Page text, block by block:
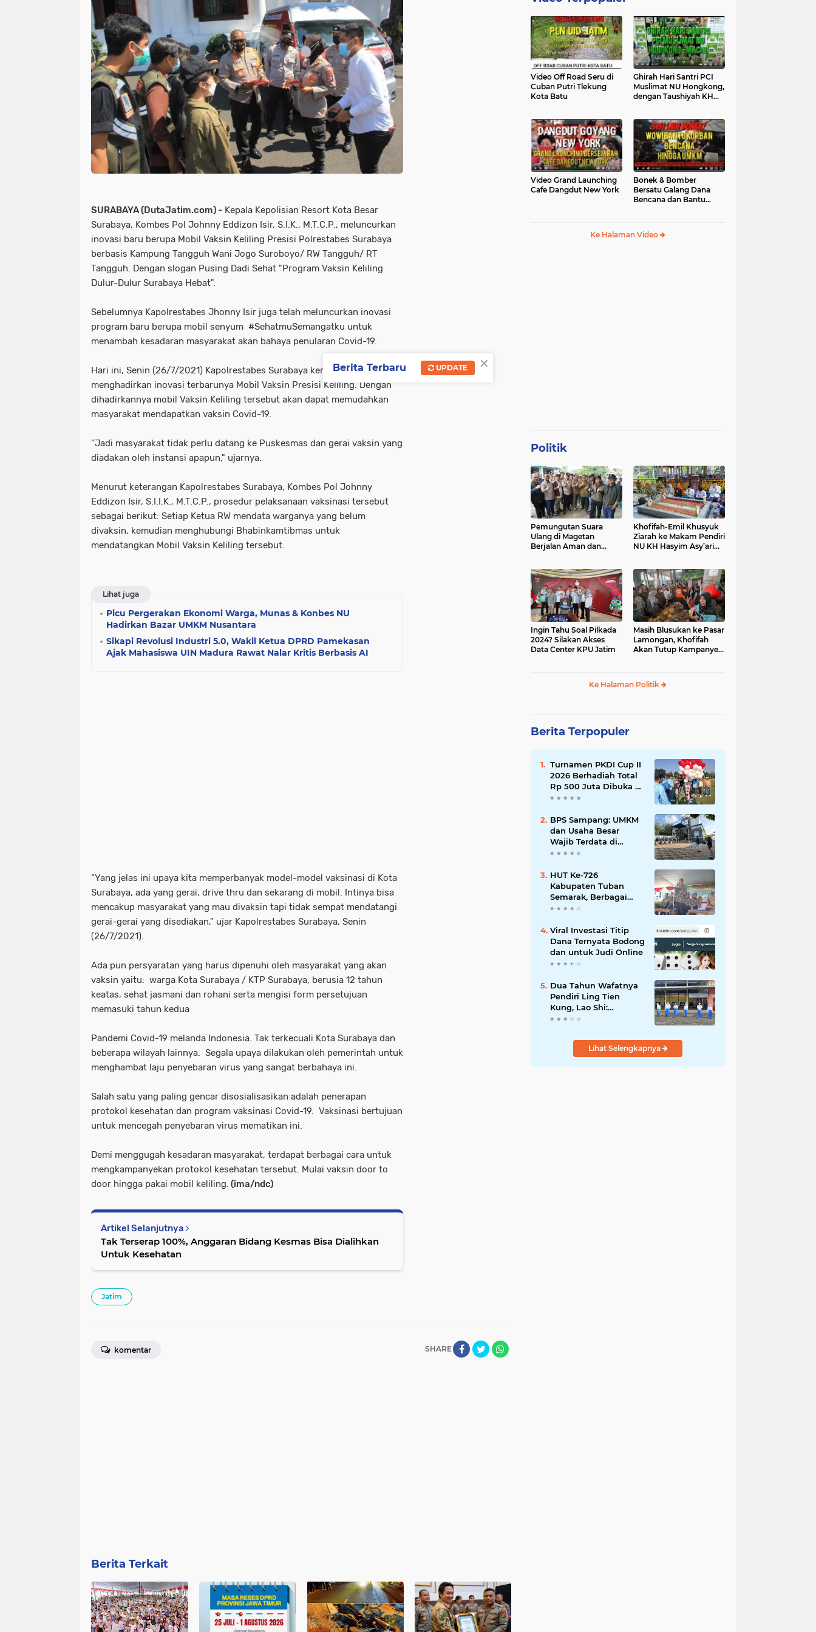
SURABAYA (DutaJatim.com) - Kepala Kepolisian Resort Kota Besar
Surabaya, Kombes Pol Johnny Eddizon Isir, S.I.K., M.T.C.P., meluncurkan
inovasi baru berupa Mobil Vaksin Keliling Presisi Polrestabes Surabaya
berbasis Kampung Tangguh Wani Jogo Suroboyo/ RW Tangguh/ RT
Tangguh. Dengan slogan Pusing Dadi Sehat "Program Vaksin Keliling
Dulur-Dulur Surabaya Hebat".
Sebelumnya Kapolrestabes Jhonny Isir juga telah meluncurkan inovasi
program baru berupa mobil senyum #SehatmuSemangatku untuk
menambah kesadaran masyarakat akan bahaya penularan Covid-19.
Hari ini, Senin (26/7/2021) Kapolrestabes Surabaya kembali
menghadirkan inovasi terbarunya Mobil Vaksin Presisi Keliling. Dengan
dihadirkannya mobil Vaksin Keliling tersebut akan dapat memudahkan
masyarakat mendapatkan vaksin Covid-19.
"Jadi masyarakat tidak perlu datang ke Puskesmas dan gerai vaksin yang
diadakan oleh instansi apapun," ujarnya.
Menurut keterangan Kapolrestabes Surabaya, Kombes Pol Johnny
Eddizon Isir, S.I.I.K., M.T.C.P., prosedur pelaksanaan vaksinasi tersebut
sebagai berikut: Setiap Ketua RW mendata warganya yang belum
divaksin, kemudian menghubungi Bhabinkamtibmas untuk
mendatangkan Mobil Vaksin Keliling tersebut.
Lihat juga
Picu Pergerakan Ekonomi Warga, Munas & Konbes NU
Hadirkan Bazar UMKM Nusantara
Sikapi Revolusi Industri 5.0, Wakil Ketua DPRD Pamekasan
Ajak Mahasiswa UIN Madura Rawat Nalar Kritis Berbasis AI
“Yang jelas ini upaya kita memperbanyak model-model vaksinasi di Kota
Surabaya, ada yang gerai, drive thru dan sekarang di mobil. Intinya bisa
mencakup masyarakat yang mau divaksin tapi tidak sempat mendatangi
gerai-gerai yang disediakan," ujar Kapolrestabes Surabaya, Senin
(26/7/2021).
Ada pun persyaratan yang harus dipenuhi oleh masyarakat yang akan
vaksin yaitu: warga Kota Surabaya / KTP Surabaya, berusia 12 tahun
keatas, sehat jasmani dan rohani serta mengisi form persetujuan
memasuki tahun kedua
Pandemi Covid-19 melanda Indonesia. Tak terkecuali Kota Surabaya dan
beberapa wilayah lainnya. Segala upaya dilakukan oleh pemerintah untuk
menghambat laju penyebaran virus yang sangat berbahaya ini.
Salah satu yang paling gencar disosialisasikan adalah penerapan
protokol kesehatan dan program vaksinasi Covid-19. Vaksinasi bertujuan
untuk mencegah penyebaran virus mematikan ini.
Demi menggugah kesadaran masyarakat, terdapat berbagai cara untuk
mengkampanyekan protokol kesehatan tersebut. Mulai vaksin door to
door hingga pakai mobil keliling. (ima/ndc)
Artikel Selanjutnya
Tak Terserap 100%, Anggaran Bidang Kesmas Bisa Dialihkan
Untuk Kesehatan
Jatim
SHARE
komentar
Berita Terkait
Video Off Road Seru di
Cuban Putri Tlekung
Kota Batu
Ghirah Hari Santri PCI
Muslimat NU Hongkong,
dengan Taushiyah KH
Video Grand Launching
Cafe Dangdut New York
Bonek & Bomber
Bersatu Galang Dana
Bencana dan Bantu
Ke Halaman Video
Politik
Pemungutan Suara
Ulang di Magetan
Berjalan Aman dan
Khofifah-Emil Khusyuk
Ziarah ke Makam Pendiri
NU KH Hasyim Asy’ari
Ingin Tahu Soal Pilkada
2024? Silakan Akses
Data Center KPU Jatim
Masih Blusukan ke Pasar
Lamongan, Khofifah
Akan Tutup Kampanye
Ke Halaman Politik
Berita Terpopuler
Turnamen PKDI Cup II
2026 Berhadiah Total
Rp 500 Juta Dibuka di
Jombang, Ketua PKDI
Mahdi: Ajang
Silaturrahmi dan
Media Komunikasi
Antar-Kades untuk
BPS Sampang: UMKM
dan Usaha Besar
Wajib Terdata di
Sensus Ekonomi 2026,
Sasaran
HUT Ke-726
Kabupaten Tuban
Semarak, Berbagai
Prestasinya Pun
Viral Investasi Titip
Dana Ternyata Bodong
dan untuk Judi Online
Dua Tahun Wafatnya
Pendiri Ling Tien
Kung, Lao Shi:
Amanah Harus Kita
Lihat Selengkapnya
×
Berita Terbaru UPDATE